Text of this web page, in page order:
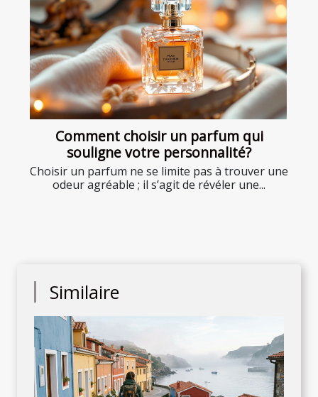
Comment choisir un parfum qui
souligne votre personnalité?
Choisir un parfum ne se limite pas à trouver une
odeur agréable ; il s’agit de révéler une...
Similaire